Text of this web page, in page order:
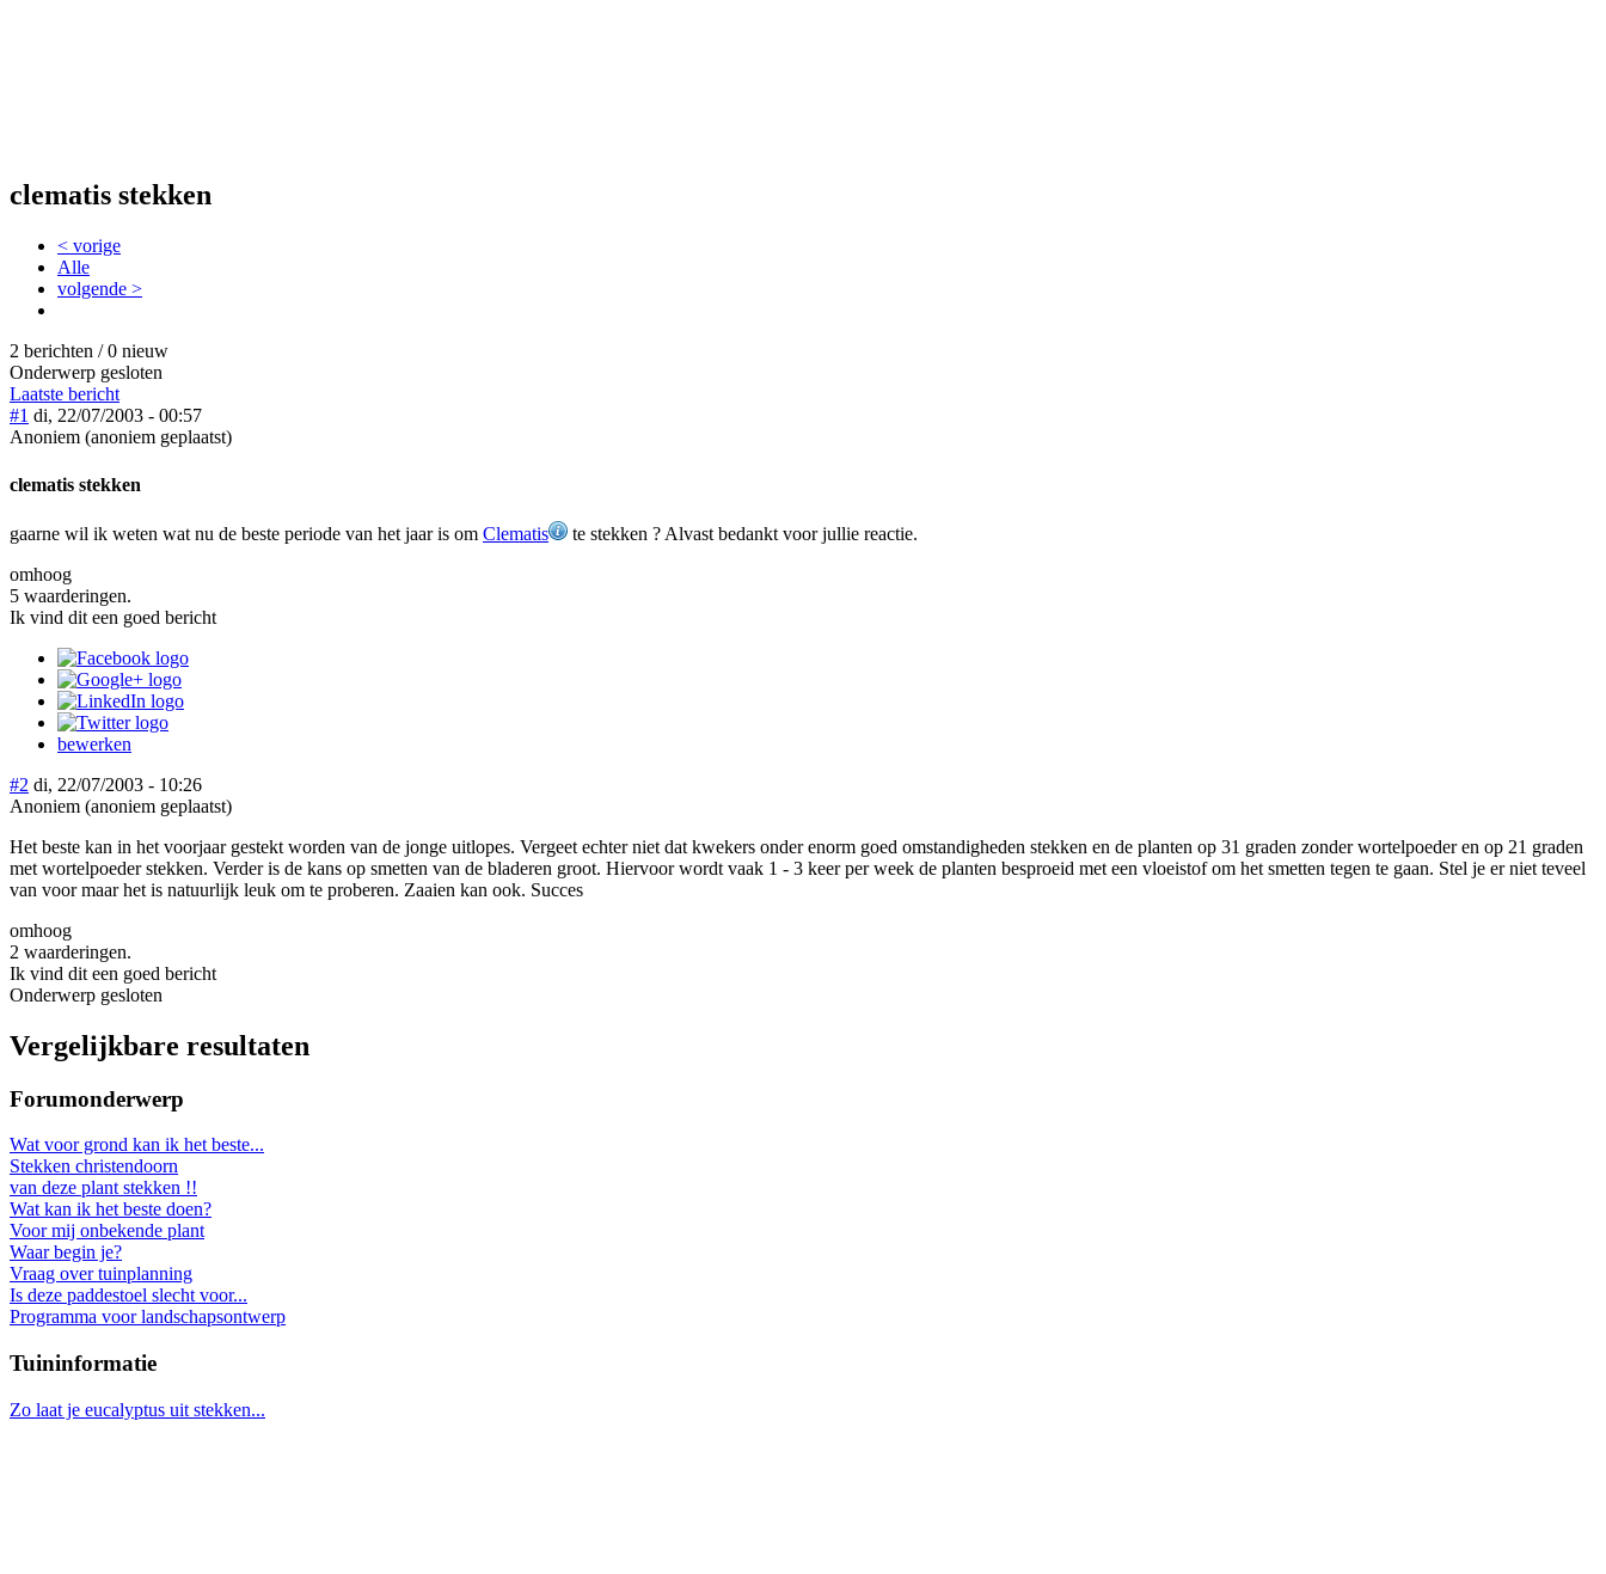
clematis stekken
< vorige
Alle
volgende >
2 berichten / 0 nieuw
Onderwerp gesloten
Laatste bericht
#1 di, 22/07/2003 - 00:57
Anoniem (anoniem geplaatst)
clematis stekken
gaarne wil ik weten wat nu de beste periode van het jaar is om Clematis
te stekken ? Alvast bedankt voor jullie reactie.
omhoog
5 waarderingen.
Ik vind dit een goed bericht
bewerken
#2 di, 22/07/2003 - 10:26
Anoniem (anoniem geplaatst)
Het beste kan in het voorjaar gestekt worden van de jonge uitlopes. Vergeet echter niet dat kwekers onder enorm goed omstandigheden stekken en de planten op 31 graden zonder wortelpoeder en op 21 graden
met wortelpoeder stekken. Verder is de kans op smetten van de bladeren groot. Hiervoor wordt vaak 1 - 3 keer per week de planten besproeid met een vloeistof om het smetten tegen te gaan. Stel je er niet teveel
van voor maar het is natuurlijk leuk om te proberen. Zaaien kan ook. Succes
omhoog
2 waarderingen.
Ik vind dit een goed bericht
Onderwerp gesloten
Vergelijkbare resultaten
Forumonderwerp
Wat voor grond kan ik het beste...
Stekken christendoorn
van deze plant stekken !!
Wat kan ik het beste doen?
Voor mij onbekende plant
Waar begin je?
Vraag over tuinplanning
Is deze paddestoel slecht voor...
Programma voor landschapsontwerp
Tuininformatie
Zo laat je eucalyptus uit stekken...